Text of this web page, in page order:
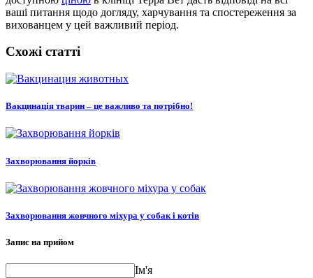
ваші питання щодо догляду, харчування та спостереження за
вихованцем у цей важливий період.
Схожі статті
Вакцинація тварин – це важливо та потрібно!
Захворювання йорків
Захворювання жовчного міхура у собак і котів
Запис на прийом
Ім'я